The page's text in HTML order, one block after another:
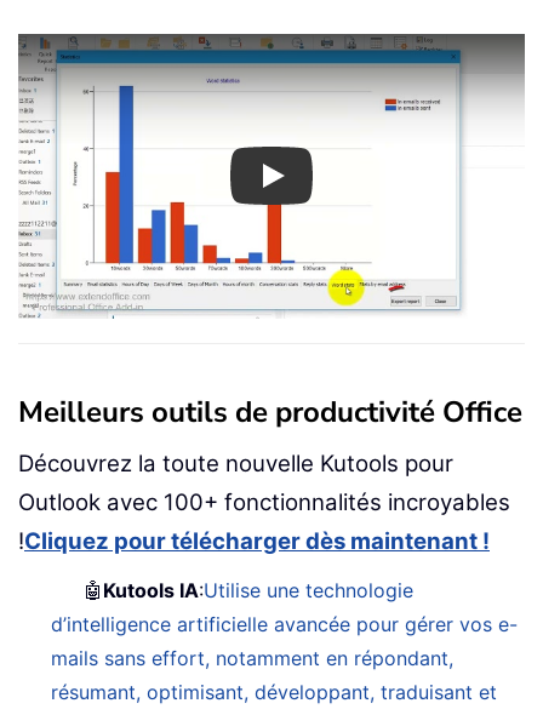
Play
Meilleurs outils de productivité Office
Découvrez la toute nouvelle Kutools pour
Outlook avec 100+ fonctionnalités incroyables
!Cliquez pour télécharger dès maintenant !
🤖 Kutools IA:Utilise une technologie
d’intelligence artificielle avancée pour gérer vos e-
mails sans effort, notamment en répondant,
résumant, optimisant, développant, traduisant et